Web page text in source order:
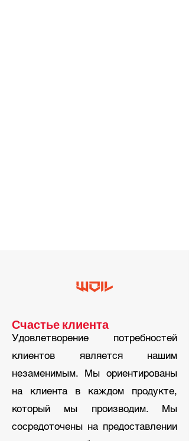
Счастье клиента
Удовлетворение потребностей
клиентов является нашим
незаменимым. Мы ориентированы
на клиента в каждом продукте,
который мы производим. Мы
сосредоточены на предоставлении